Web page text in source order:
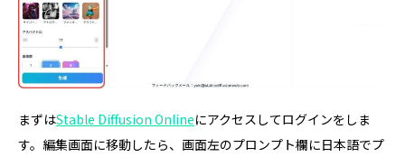
まずはStable Diffusion Onlineにアクセスしてログインをしま
す。編集画面に移動したら、画面左のプロンプト欄に日本語でプ